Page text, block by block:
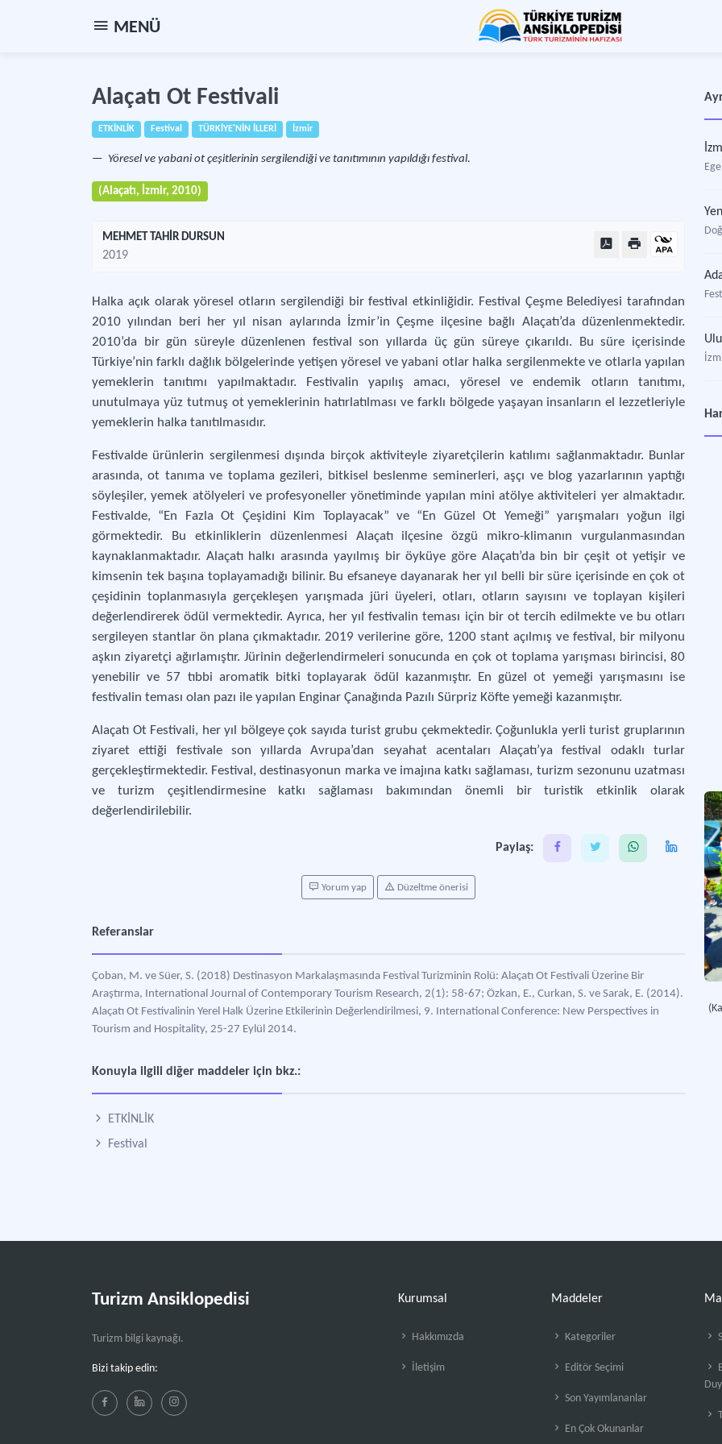
MENÜ
Alaçatı Ot Festivali
ETKİNLİK Festival TÜRKİYE'NİN İLLERİ İzmir
Yöresel ve yabani ot çeşitlerinin sergilendiği ve tanıtımının yapıldığı festival.
(Alaçatı, İzmir, 2010)
MEHMET TAHİR DURSUN
2019
Halka açık olarak yöresel otların sergilendiği bir festival etkinliğidir. Festival Çeşme Belediyesi tarafından
2010 yılından beri her yıl nisan aylarında İzmir’in Çeşme ilçesine bağlı Alaçatı’da düzenlenmektedir.
2010’da bir gün süreyle düzenlenen festival son yıllarda üç gün süreye çıkarıldı. Bu süre içerisinde
Türkiye’nin farklı dağlık bölgelerinde yetişen yöresel ve yabani otlar halka sergilenmekte ve otlarla yapılan
yemeklerin tanıtımı yapılmaktadır. Festivalin yapılış amacı, yöresel ve endemik otların tanıtımı,
unutulmaya yüz tutmuş ot yemeklerinin hatırlatılması ve farklı bölgede yaşayan insanların el lezzetleriyle
yemeklerin halka tanıtılmasıdır.
Festivalde ürünlerin sergilenmesi dışında birçok aktiviteyle ziyaretçilerin katılımı sağlanmaktadır. Bunlar
arasında, ot tanıma ve toplama gezileri, bitkisel beslenme seminerleri, aşçı ve blog yazarlarının yaptığı
söyleşiler, yemek atölyeleri ve profesyoneller yönetiminde yapılan mini atölye aktiviteleri yer almaktadır.
Festivalde, “En Fazla Ot Çeşidini Kim Toplayacak” ve “En Güzel Ot Yemeği” yarışmaları yoğun ilgi
görmektedir. Bu etkinliklerin düzenlenmesi Alaçatı ilçesine özgü mikro-klimanın vurgulanmasından
kaynaklanmaktadır. Alaçatı halkı arasında yayılmış bir öyküye göre Alaçatı’da bin bir çeşit ot yetişir ve
kimsenin tek başına toplayamadığı bilinir. Bu efsaneye dayanarak her yıl belli bir süre içerisinde en çok ot
çeşidinin toplanmasıyla gerçekleşen yarışmada jüri üyeleri, otları, otların sayısını ve toplayan kişileri
değerlendirerek ödül vermektedir. Ayrıca, her yıl festivalin teması için bir ot tercih edilmekte ve bu otları
sergileyen stantlar ön plana çıkmaktadır. 2019 verilerine göre, 1200 stant açılmış ve festival, bir milyonu
aşkın ziyaretçi ağırlamıştır. Jürinin değerlendirmeleri sonucunda en çok ot toplama yarışması birincisi, 80
yenebilir ve 57 tıbbi aromatik bitki toplayarak ödül kazanmıştır. En güzel ot yemeği yarışmasını ise
festivalin teması olan pazı ile yapılan Enginar Çanağında Pazılı Sürpriz Köfte yemeği kazanmıştır.
Alaçatı Ot Festivali, her yıl bölgeye çok sayıda turist grubu çekmektedir. Çoğunlukla yerli turist gruplarının
ziyaret ettiği festivale son yıllarda Avrupa’dan seyahat acentaları Alaçatı’ya festival odaklı turlar
gerçekleştirmektedir. Festival, destinasyonun marka ve imajına katkı sağlaması, turizm sezonunu uzatması
ve turizm çeşitlendirmesine katkı sağlaması bakımından önemli bir turistik etkinlik olarak
değerlendirilebilir.
Paylaş:
Yorum yap Düzeltme önerisi
Referanslar
Çoban, M. ve Süer, S. (2018) Destinasyon Markalaşmasında Festival Turizminin Rolü: Alaçatı Ot Festivali Üzerine Bir
Araştırma, International Journal of Contemporary Tourism Research, 2(1): 58-67; Özkan, E., Curkan, S. ve Sarak, E. (2014).
Alaçatı Ot Festivalinin Yerel Halk Üzerine Etkilerinin Değerlendirilmesi, 9. International Conference: New Perspectives in
Tourism and Hospitality, 25-27 Eylül 2014.
Konuyla ilgili diğer maddeler için bkz.:
ETKİNLİK
Festival
Turizm Ansiklopedisi
Turizm bilgi kaynağı.
Bizi takip edin:
Kurumsal
Hakkımızda
İletişim
Maddeler
Kategoriler
Editör Seçimi
Son Yayımlananlar
En Çok Okunanlar